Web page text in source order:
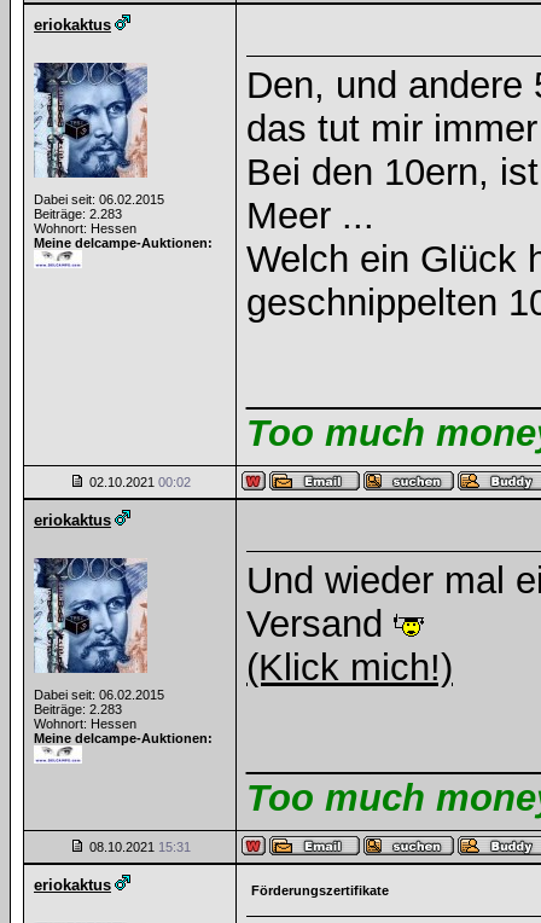
eriokaktus
Dabei seit: 06.02.2015
Beiträge: 2.283
Wohnort: Hessen
Meine delcampe-Auktionen:
Den, und andere
das tut mir
Bei den 10ern,
Meer ...
Welch ein Glück
geschnippelten
Too much
02.10.2021 00:02
eriokaktus
Dabei seit: 06.02.2015
Beiträge: 2.283
Wohnort: Hessen
Meine delcampe-Auktionen:
Und wieder mal
Versand
(Klick mich!)
Too much
08.10.2021 15:31
eriokaktus Förderungszertifikate